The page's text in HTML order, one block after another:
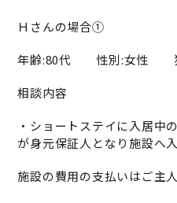
Ｈさんの場合①
年齢:80代 性別:女性
相談内容
・ショートステイに入居中
が身元保証人となり施設へ
施設の費用の支払いはご主